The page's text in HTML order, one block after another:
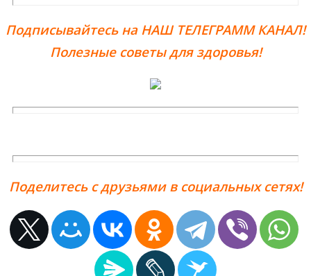
Подписывайтесь на НАШ ТЕЛЕГРАММ КАНАЛ!
Полезные советы для здоровья!
Поделитесь с друзьями в социальных сетях!